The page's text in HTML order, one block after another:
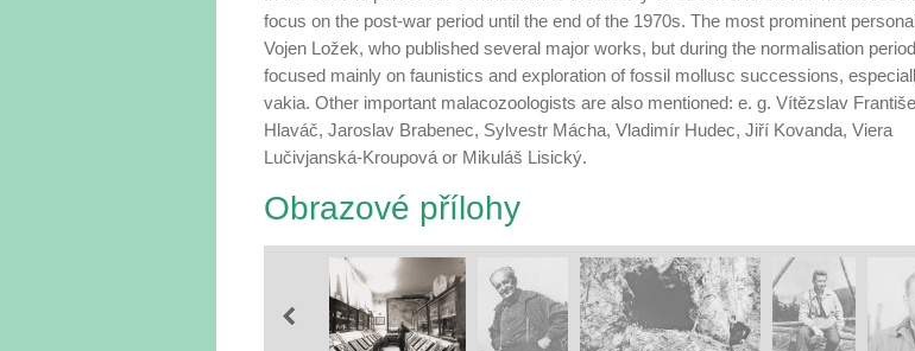
focus on the post-war period until the end of the 1970s. The most prominent
Vojen Ložek, who published several major works, but during the normalisation
focused mainly on faunistics and exploration of fossil mollusc successions,
vakia. Other important malacozoologists are also mentioned: e. g. Vítězslav
Hlaváč, Jaroslav Brabenec, Sylvestr Mácha, Vladimír Hudec, Jiří Kovanda, Viera
Lučivjanská-Kroupová or Mikuláš Lisický.
Obrazové přílohy